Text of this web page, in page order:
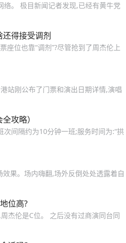
。 极目新闻记者发现,已经有黄牛党
得接受调剂
座位也靠“调剂”?尽管抢到了周杰伦上
站刚公布了门票和演出日期详情,演唱
攻略）
间隔约为10分钟一班;服务时间为:“拱
果。场内嗨翻,场外反倒处处透露着自
位高?
杰伦是C位。 之后没有过商演同台同